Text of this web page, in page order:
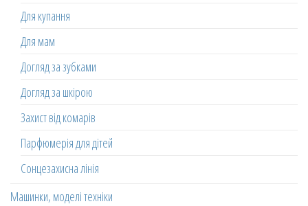
Для купання
Для мам
Догляд за зубками
Догляд за шкірою
Захист від комарів
Парфюмерія для дітей
Сонцезахисна лінія
Машинки, моделі техніки